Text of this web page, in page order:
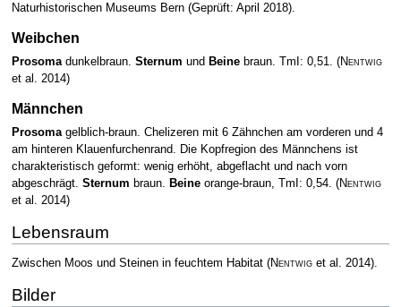
Naturhistorischen Museums Bern (Geprüft: April 2018).
Weibchen
Prosomadunkelbraun. Sternum und Beinebraun. TmI: 0,51. (Nentwig
et al. 2014)
Männchen
Prosomagelblich-braun. Chelizeren mit 6 Zähnchen am vorderen und 4
am hinteren Klauenfurchenrand. Die Kopfregion des Männchens ist
charakteristisch geformt: wenig erhöht, abgeflacht und nach vorn
abgeschrägt. Sternum braun. Beineorange-braun, TmI: 0,54. (Nentwig
et al. 2014)
Lebensraum
Zwischen Moos und Steinen in feuchtem Habitat (Nentwiget al. 2014).
Bilder